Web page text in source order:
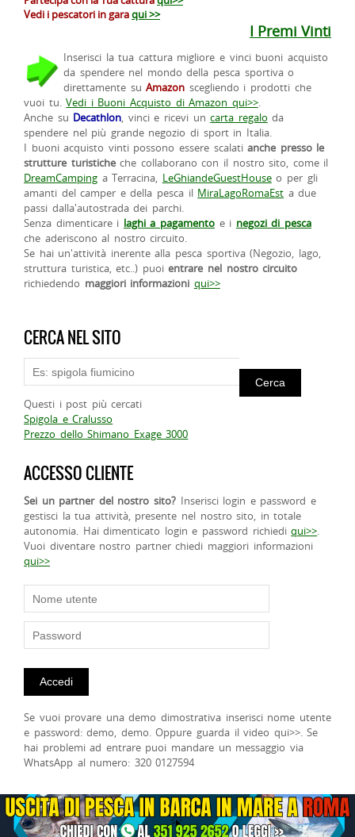
Vedi i pescatori in garaqui >>
I Premi Vinti
Inserisci la tua cattura migliore e vinci buoni acquisto
da spendere nel mondo della pesca sportiva o
direttamente suAmazon scegliendo i prodotti che
vuoi tu.Vedi i Buoni Acquisto di Amazon qui>>.
Anche su Decathlon, vinci e ricevi uncarta regalo da
spendere nel più grande negozio di sport in Italia.
I buoni acquisto vinti possono essere scalatianche presso le
strutture turisticheche collaborano con il nostro sito, come il
DreamCamping a Terracina, LeGhiandeGuestHouseo per gli
amanti del camper e della pesca il MiraLagoRomaEst a due
passi dalla'autostrada dei parchi.
Senza dimenticare i laghi a pagamento e i negozi di pesca
che aderiscono al nostro circuito.
Se hai un'attività inerente alla pesca sportiva (Negozio, lago,
struttura turistica, etc..) puoientrare nel nostro circuito
richiedendo maggiori informazioni qui>>
CERCA NEL SITO
Questi i post più cercati
Spigola e Cralusso
Prezzo dello Shimano Exage 3000
ACCESSO CLIENTE
Sei un partner del nostro sito? Inserisci login e password e
gestisci la tua attività, presente nel nostro sito, in totale
autonomia. Hai dimenticato login e password richiediqui>>.
Vuoi diventare nostro partner chiedi maggiori informazioni
qui>>
Se vuoi provare una demo dimostrativa inserisci nome utente
e password: demo, demo. Oppure guarda il video qui>>. Se
hai problemi ad entrare puoi mandare un messaggio via
WhatsApp al numero: 320 0127594